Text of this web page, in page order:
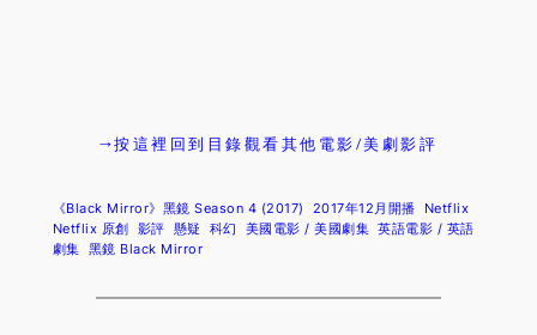
→按這裡回到目錄觀看其他電影/美劇影評
《Black Mirror》黑鏡 Season 4 (2017) 2017年12月開播
Netflix
Netflix 原創
影評 懸疑 科幻 美國電影 / 美國劇集 英語電影 / 英語
劇集 黑鏡 Black Mirror